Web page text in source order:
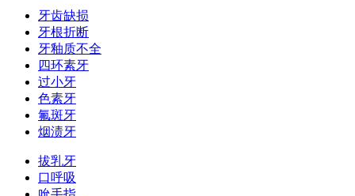
牙齿缺损
牙根折断
牙釉质不全
四环素牙
过小牙
色素牙
氟斑牙
烟渍牙
拔乳牙
口呼吸